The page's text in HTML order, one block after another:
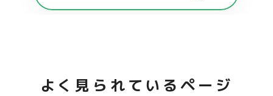
よく見られているページ